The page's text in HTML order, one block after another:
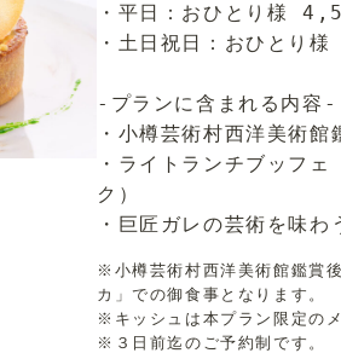
・平日：おひとり様
・土日祝日：おひとり
‐プランに含まれる内容‐
・小樽芸術村西洋美術館
・ライトランチブッフ
ク）
・巨匠ガレの芸術を味わ
※小樽芸術村西洋美術館鑑賞
カ」での御食事となります。
※キッシュは本プラン限定の
※３日前迄のご予約制です。